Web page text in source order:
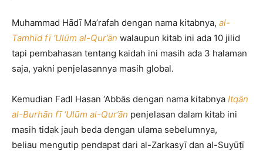
Muhammad Hādī Ma’rafah dengan nama kitabnya, al-
Tamhīd fī ‘Ulūm al-Qur’ān walaupun kitab ini ada 10 jilid
tapi pembahasan tentang kaidah ini masih ada 3 halaman
saja, yakni penjelasannya masih global.
Kemudian Fadl Hasan ‘Abbās dengan nama kitabnya Itqān
al-Burhān fī ‘Ulūm al-Qur’ān penjelasan dalam kitab ini
masih tidak jauh beda dengan ulama sebelumnya,
beliau mengutip pendapat dari al-Zarkasyī dan al-Suyūṭī